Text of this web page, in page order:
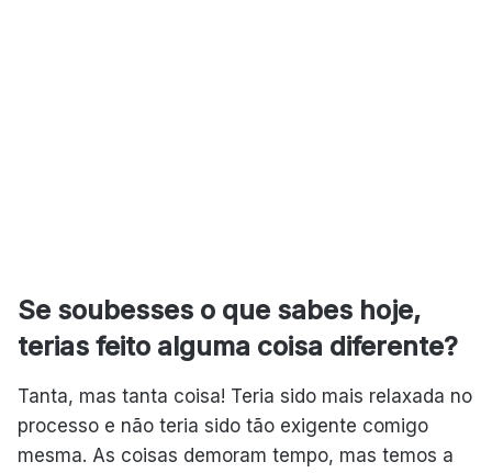
Se soubesses o que sabes hoje,
terias feito alguma coisa diferente?
Tanta, mas tanta coisa! Teria sido mais relaxada no
processo e não teria sido tão exigente comigo
mesma. As coisas demoram tempo, mas temos a